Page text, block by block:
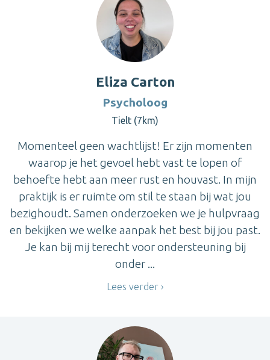
Eliza Carton
Psycholoog
Tielt (7km)
Momenteel geen wachtlijst! Er zijn momenten
waarop je het gevoel hebt vast te lopen of
behoefte hebt aan meer rust en houvast. In mijn
praktijk is er ruimte om stil te staan bij wat jou
bezighoudt. Samen onderzoeken we je hulpvraag
en bekijken we welke aanpak het best bij jou past.
Je kan bij mij terecht voor ondersteuning bij
onder ...
Lees verder